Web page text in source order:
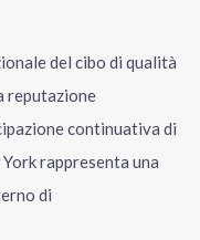
del cibo di qualità
reputazione
continuativa di
rappresenta una
di